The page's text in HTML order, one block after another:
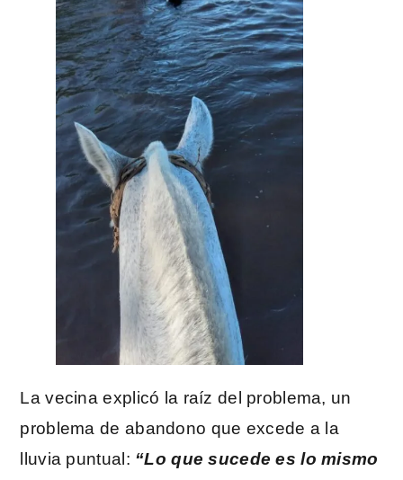
La vecina explicó la raíz del problema, un
problema de abandono que excede a la
lluvia puntual: “Lo que sucede es lo mismo